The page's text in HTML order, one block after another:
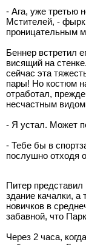
- Ага, уже третью
Мстителей, -
проницательным
Беннер встретил
висящий на
сейчас эта
пары! Но костюм
отработал,
несчастным
- Я устал. Может
- Тебе бы в
послушно отходя
Питер представил
здание качалки, а
новичков в
забавной, что
Через 2 часа,